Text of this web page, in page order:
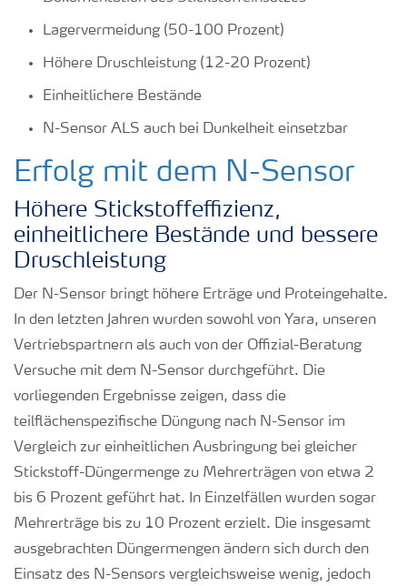
Lagervermeidung (50-100 Prozent)
Höhere Druschleistung (12-20 Prozent)
Einheitlichere Bestände
N-Sensor ALS auch bei Dunkelheit einsetzbar
Erfolg mit dem N-Sensor
Höhere Stickstoffeffizienz,
einheitlichere Bestände und bessere
Druschleistung
Der N-Sensor bringt höhere Erträge und Proteingehalte.
In den letzten Jahren wurden sowohl von Yara, unseren
Vertriebspartnern als auch von der Offizial-Beratung
Versuche mit dem N-Sensor durchgeführt. Die
vorliegenden Ergebnisse zeigen, dass die
teilflächenspezifische Düngung nach N-Sensor im
Vergleich zur einheitlichen Ausbringung bei gleicher
Stickstoff-Düngermenge zu Mehrerträgen von etwa 2
bis 6 Prozent geführt hat. In Einzelfällen wurden sogar
Mehrerträge bis zu 10 Prozent erzielt. Die insgesamt
ausgebrachten Düngermengen ändern sich durch den
Einsatz des N-Sensors vergleichsweise wenig, jedoch